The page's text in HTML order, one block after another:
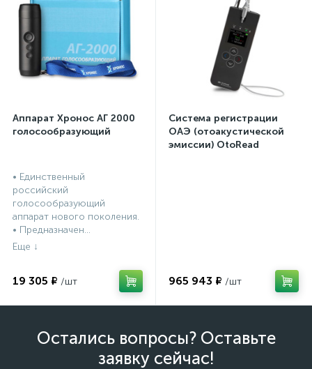
Аппарат Хронос АГ 2000
голосообразующий
• Единственный
российский
голосообразующий
аппарат нового поколения.
• Предназначен...
19 305 ₽
Система регистрации
ОАЭ (отоакустической
эмиссии) OtoRead
965 943 ₽
Остались вопросы? Оставьте
заявку сейчас!